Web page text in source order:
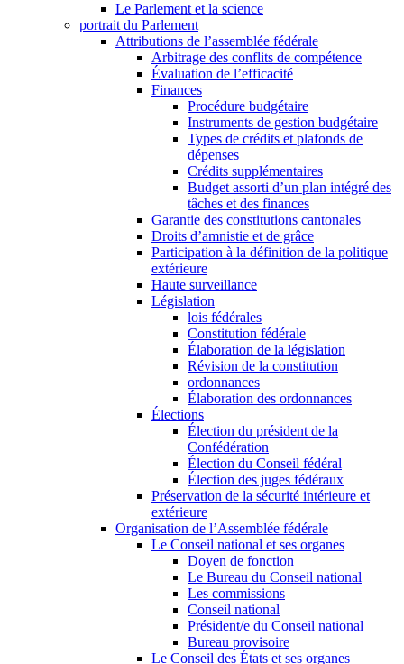
Le Parlement et la science
portrait du Parlement
Attributions de l’assemblée fédérale
Arbitrage des conflits de compétence
Évaluation de l’efficacité
Finances
Procédure budgétaire
Instruments de gestion budgétaire
Types de crédits et plafonds de
dépenses
Crédits supplémentaires
Budget assorti d’un plan intégré des
tâches et des finances
Garantie des constitutions cantonales
Droits d’amnistie et de grâce
Participation à la définition de la politique
extérieure
Haute surveillance
Législation
lois fédérales
Constitution fédérale
Élaboration de la législation
Révision de la constitution
ordonnances
Élaboration des ordonnances
Élections
Élection du président de la
Confédération
Élection du Conseil fédéral
Élection des juges fédéraux
Préservation de la sécurité intérieure et
extérieure
Organisation de l’Assemblée fédérale
Le Conseil national et ses organes
Doyen de fonction
Le Bureau du Conseil national
Les commissions
Conseil national
Président/e du Conseil national
Bureau provisoire
Le Conseil des États et ses organes